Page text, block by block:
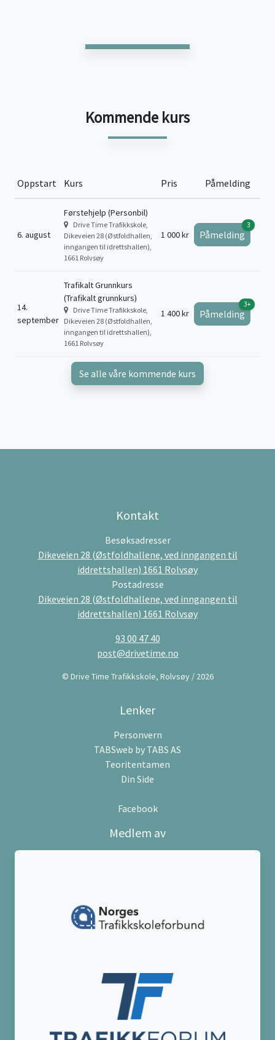
Kommende kurs
Oppstart Kurs Pris Påmelding
6. august
Førstehjelp (Personbil)
Drive Time Trafikkskole,
Dikeveien 28 (Østfoldhallen,
inngangen til idrettshallen),
1661 Rolvsøy
1 000 kr Påmelding
3
14.
september
Trafikalt Grunnkurs
(Trafikalt grunnkurs)
Drive Time Trafikkskole,
Dikeveien 28 (Østfoldhallen,
inngangen til idrettshallen),
1661 Rolvsøy
1 400 kr Påmelding
3+
Se alle våre kommende kurs
Kontakt
Besøksadresser
Dikeveien 28 (Østfoldhallene, ved inngangen til
iddrettshallen) 1661 Rolvsøy
Postadresse
Dikeveien 28 (Østfoldhallene, ved inngangen til
iddrettshallen) 1661 Rolvsøy
93 00 47 40
post@drivetime.no
© Drive Time Trafikkskole, Rolvsøy / 2026
Lenker
Personvern
TABSweb by TABS AS
Teoritentamen
Din Side
Facebook
Medlem av